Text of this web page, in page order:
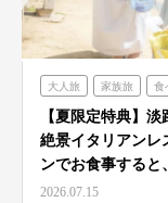
大人旅 家族旅 食
体験する のじまスコ
【夏限定特典】淡
絶景イタリアンレ
ンでお食事すると
ま動物園の入場券
2026.07.15